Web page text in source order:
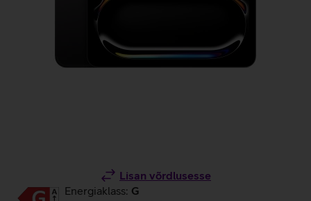
Lisan võrdlusesse
Energiaklass: G